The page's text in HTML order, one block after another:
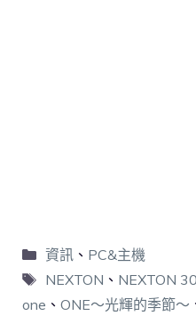
資訊、 PC&主機
NEXTON 、 NEXTON
one 、 ONE～光輝的季節～